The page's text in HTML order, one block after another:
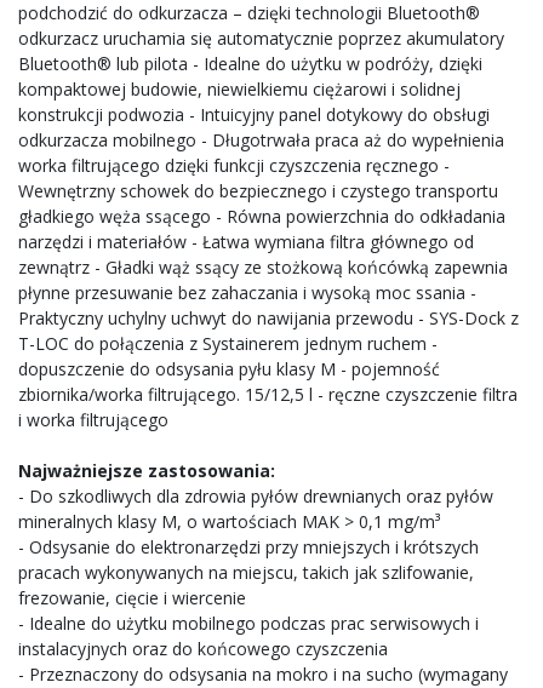
podchodzić do odkurzacza – dzięki technologii Bluetooth®
odkurzacz uruchamia się automatycznie poprzez akumulatory
Bluetooth® lub pilota - Idealne do użytku w podróży, dzięki
kompaktowej budowie, niewielkiemu ciężarowi i solidnej
konstrukcji podwozia - Intuicyjny panel dotykowy do obsługi
odkurzacza mobilnego - Długotrwała praca aż do wypełnienia
worka filtrującego dzięki funkcji czyszczenia ręcznego -
Wewnętrzny schowek do bezpiecznego i czystego transportu
gładkiego węża ssącego - Równa powierzchnia do odkładania
narzędzi i materiałów - Łatwa wymiana filtra głównego od
zewnątrz - Gładki wąż ssący ze stożkową końcówką zapewnia
płynne przesuwanie bez zahaczania i wysoką moc ssania -
Praktyczny uchylny uchwyt do nawijania przewodu - SYS-Dock z
T-LOC do połączenia z Systainerem jednym ruchem -
dopuszczenie do odsysania pyłu klasy M - pojemność
zbiornika/worka filtrującego. 15/12,5 l - ręczne czyszczenie filtra
i worka filtrującego
Najważniejsze zastosowania:
- Do szkodliwych dla zdrowia pyłów drewnianych oraz pyłów
mineralnych klasy M, o wartościach MAK > 0,1 mg/m³
- Odsysanie do elektronarzędzi przy mniejszych i krótszych
pracach wykonywanych na miejscu, takich jak szlifowanie,
frezowanie, cięcie i wiercenie
- Idealne do użytku mobilnego podczas prac serwisowych i
instalacyjnych oraz do końcowego czyszczenia
- Przeznaczony do odsysania na mokro i na sucho (wymagany